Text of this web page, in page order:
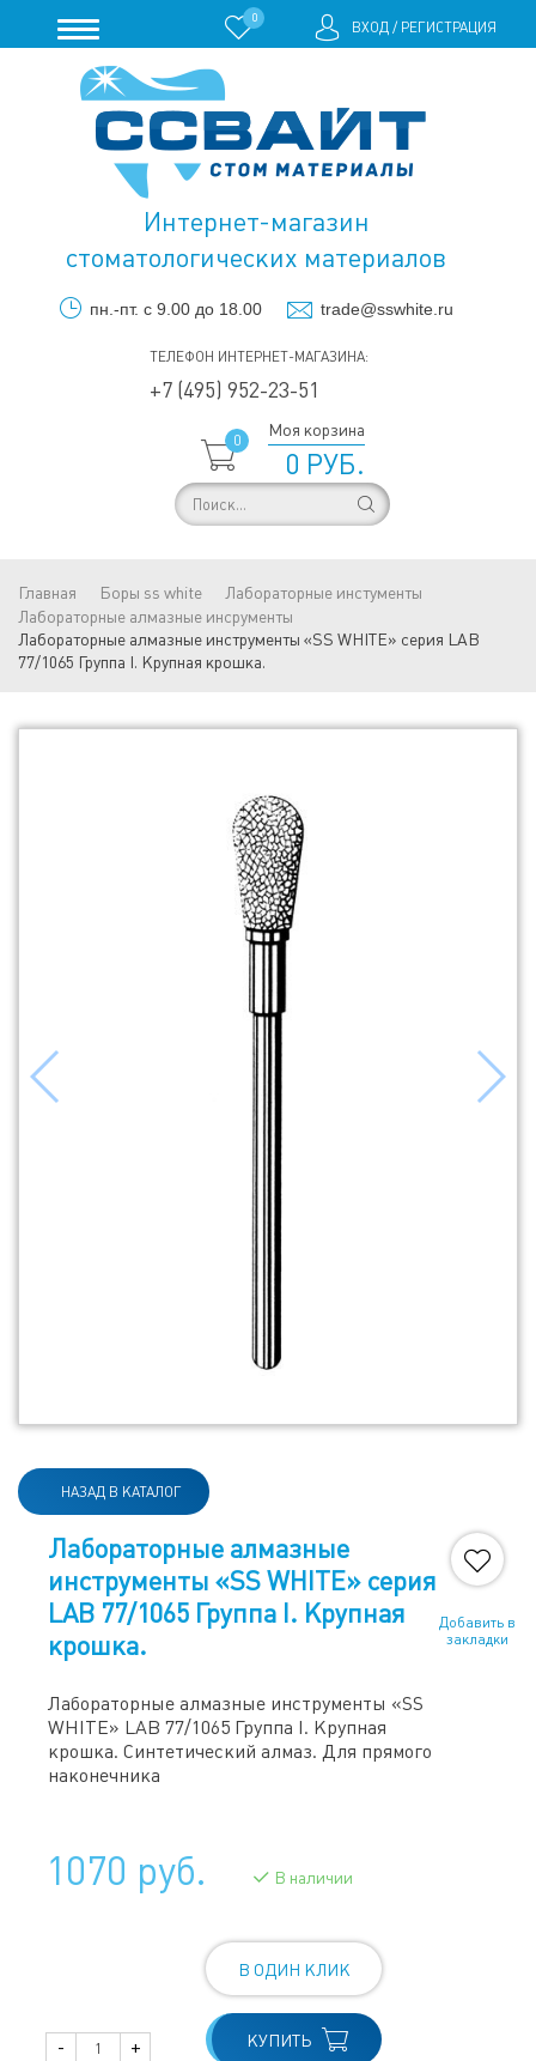
0
ВХОД/ РЕГИСТРАЦИЯ
Интернет-магазин
стоматологических материалов
пн.-пт. с 9.00 до 18.00 trade@sswhite.ru
ТЕЛЕФОН ИНТЕРНЕТ-МАГАЗИНА:
+7 (495) 952-23-51
0
Моя корзина
0 РУБ.
Главная Боры ss white
Лабораторные инстументы
Лабораторные алмазные инсрументы
Лабораторные алмазные инструменты «SS WHITE» серия LAB
77/1065 Группа I. Крупная крошка.
НАЗАД В КАТАЛОГ
Лабораторные алмазные
инструменты «SS WHITE» серия
LAB 77/1065 Группа I. Крупная
крошка.
Лабораторные алмазные инструменты «SS
WHITE» LAB 77/1065 Группа I. Крупная
крошка. Синтетический алмаз. Для прямого
наконечника
Добавить в
закладки
1070 руб. В наличии
- +
В ОДИН КЛИК
КУПИТЬ